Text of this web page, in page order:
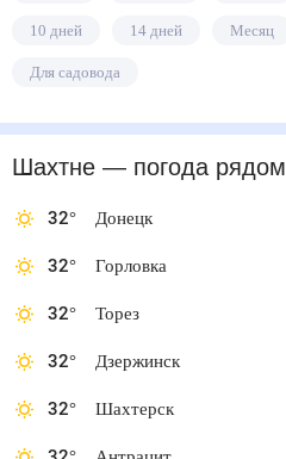
10 дней 14 дней Месяц
Для садовода
Шахтне — погода рядом
32° Донецк
32° Горловка
32° Торез
32° Дзержинск
32° Шахтерск